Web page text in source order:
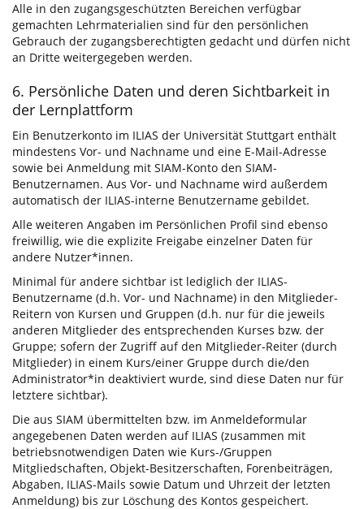
Alle in den zugangsgeschützten Bereichen verfügbar
gemachten Lehrmaterialien sind für den persönlichen
Gebrauch der zugangsberechtigten gedacht und dürfen nicht
an Dritte weitergegeben werden.
6. Persönliche Daten und deren Sichtbarkeit in
der Lernplattform
Ein Benutzerkonto im ILIAS der Universität Stuttgart enthält
mindestens Vor- und Nachname und eine E-Mail-Adresse
sowie bei Anmeldung mit SIAM-Konto den SIAM-
Benutzernamen. Aus Vor- und Nachname wird außerdem
automatisch der ILIAS-interne Benutzername gebildet.
Alle weiteren Angaben im Persönlichen Profil sind ebenso
freiwillig, wie die explizite Freigabe einzelner Daten für
andere Nutzer*innen.
Minimal für andere sichtbar ist lediglich der ILIAS-
Benutzername (d.h. Vor- und Nachname) in den Mitglieder-
Reitern von Kursen und Gruppen (d.h. nur für die jeweils
anderen Mitglieder des entsprechenden Kurses bzw. der
Gruppe; sofern der Zugriff auf den Mitglieder-Reiter (durch
Mitglieder) in einem Kurs/einer Gruppe durch die/den
Administrator*in deaktiviert wurde, sind diese Daten nur für
letztere sichtbar).
Die aus SIAM übermittelten bzw. im Anmeldeformular
angegebenen Daten werden auf ILIAS (zusammen mit
betriebsnotwendigen Daten wie Kurs-/Gruppen
Mitgliedschaften, Objekt-Besitzerschaften, Forenbeiträgen,
Abgaben, ILIAS-Mails sowie Datum und Uhrzeit der letzten
Anmeldung) bis zur Löschung des Kontos gespeichert.